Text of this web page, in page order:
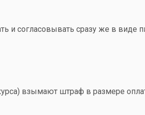
и согласовывать сразу же в виде
взымают штраф в размере